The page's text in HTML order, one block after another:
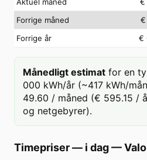
Forrige måned
€
Forrige år
€
Månedligt estimat for en
000 kWh/år (~417 kWh/
49.60 / måned (€ 595.15 /
og netgebyrer).
Timepriser — i dag—